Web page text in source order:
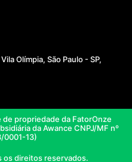
Olímpia, São Paulo - SP,
propriedade da FatorOnze
da Awance CNPJ/MF nº
0001-13)
os direitos reservados.